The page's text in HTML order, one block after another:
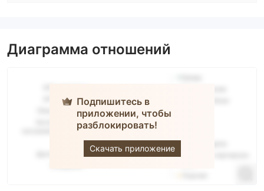
Диаграмма отношений
Подпишитесь в
приложении, чтобы
разблокировать!
Скачать приложение
ARFX